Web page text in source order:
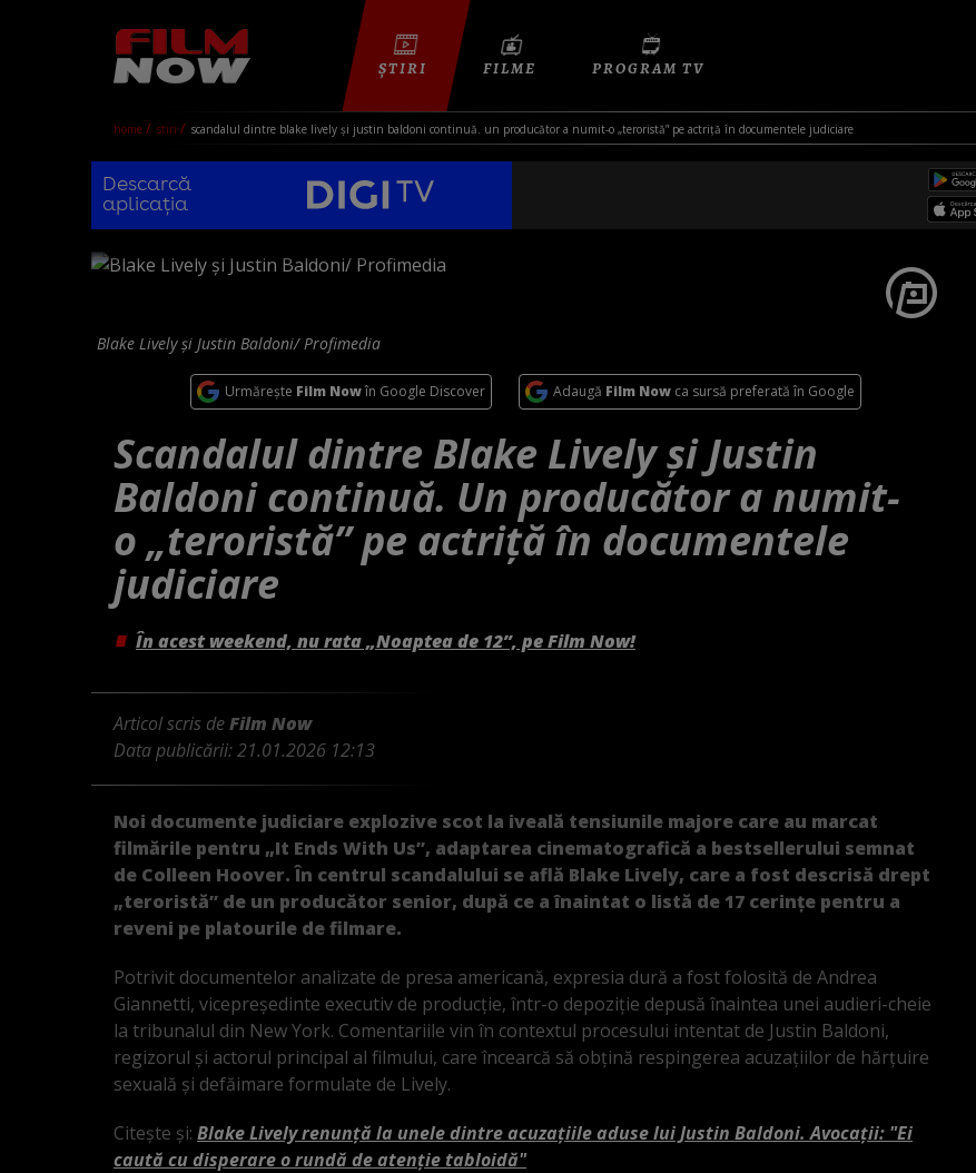
ȘTIRI FILME PROGRAM TV
home stiri scandalul dintre blake lively și justin baldoni continuă. un producător a numit-o „teroristă” pe actriță în documentele judiciare
Descarcă
aplicația
Blake Lively și Justin Baldoni/ Profimedia
Urmărește Film Nowîn Google Discover Adaugă Film Nowca sursă preferată în Google
Scandalul dintre Blake Lively și Justin
Baldoni continuă. Un producător a numit-
o „teroristă” pe actriță în documentele
judiciare
În acest weekend, nu rata „Noaptea de 12”, pe Film Now!
Articol scris deFilm Now
Data publicării:21.01.2026 12:13
Noi documente judiciare explozive scot la iveală tensiunile majore care au marcat
filmările pentru „It Ends With Us”, adaptarea cinematografică a bestsellerului semnat
de Colleen Hoover. În centrul scandalului se află Blake Lively, care a fost descrisă drept
„teroristă” de un producător senior, după ce a înaintat o listă de 17 cerințe pentru a
reveni pe platourile de filmare.
Potrivit documentelor analizate de presa americană, expresia dură a fost folosită de Andrea
Giannetti, vicepreședinte executiv de producție, într-o depoziție depusă înaintea unei audieri-cheie
la tribunalul din New York. Comentariile vin în contextul procesului intentat de Justin Baldoni,
regizorul și actorul principal al filmului, care încearcă să obțină respingerea acuzațiilor de hărțuire
sexuală și defăimare formulate de Lively.
Citește și: Blake Lively renunță la unele dintre acuzațiile aduse lui Justin Baldoni. Avocații: "Ei
caută cu disperare o rundă de atenție tabloidă"